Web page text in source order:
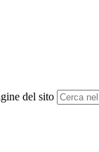
del sito